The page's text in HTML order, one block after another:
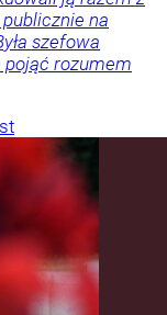
na
szefowa
rozumem